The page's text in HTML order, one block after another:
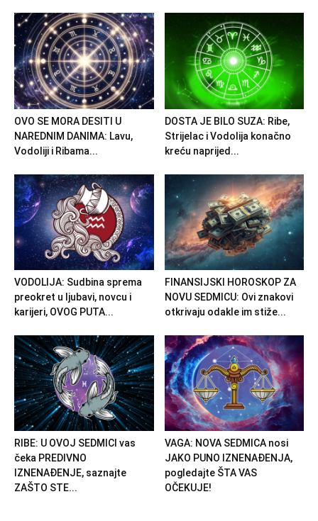
OVO SE MORA DESITI U
NAREDNIM DANIMA: Lavu,
Vodoliji i Ribama...
DOSTA JE BILO SUZA: Ribe,
Strijelac i Vodolija konačno
kreću naprijed...
VODOLIJA: Sudbina sprema
preokret u ljubavi, novcu i
karijeri, OVOG PUTA...
FINANSIJSKI HOROSKOP ZA
NOVU SEDMICU: Ovi znakovi
otkrivaju odakle im stiže...
RIBE: U OVOJ SEDMICI vas
čeka PREDIVNO
IZNENAĐENJE, saznajte
ZAŠTO STE...
VAGA: NOVA SEDMICA nosi
JAKO PUNO IZNENAĐENJA,
pogledajte ŠTA VAS
OČEKUJE!